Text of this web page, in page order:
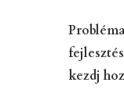
kezdj